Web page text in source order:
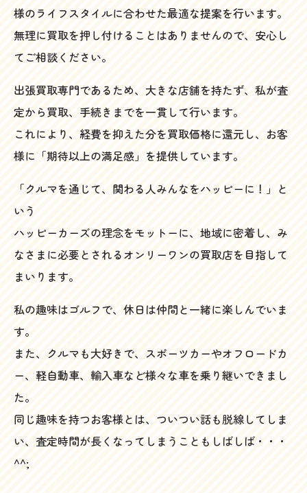
様のライフスタイルに合わせた最適な提案を行います。
無理に買取を押し付けることはありませんので、安心し
てご相談ください。
出張買取専門であるため、大きな店舗を持たず、私が査
定から買取、手続きまでを一貫して行います。
これにより、経費を抑えた分を買取価格に還元し、お客
様に「期待以上の満足感」を提供しています。
「クルマを通じて、関わる人みんなをハッピーに！」と
いう
ハッピーカーズの理念をモットーに、地域に密着し、み
なさまに必要とされるオンリーワンの買取店を目指して
まいります。
私の趣味はゴルフで、休日は仲間と一緒に楽しんでいま
す。
また、クルマも大好きで、スポーツカーやオフロードカ
ー、軽自動車、輸入車など様々な車を乗り継いできまし
た。
同じ趣味を持つお客様とは、ついつい話も脱線してしま
い、査定時間が長くなってしまうこともしばしば・・・
^^;